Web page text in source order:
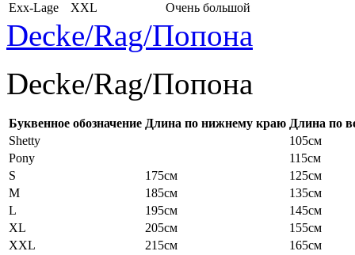
Exx-Lage
XXL Очень большой
Decke/Rag/Попона
Decke/Rag/Попона
Буквенное обозначение Длина по нижнему краю Длина по
Shetty
105см
Pony
115см
S
175см
125см
M
185см
135см
L
195см
145см
XL
205см
155см
XXL
215см 165см